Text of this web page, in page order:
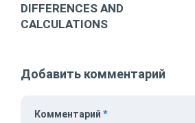
DIFFERENCES AND
CALCULATIONS
Добавить комментарий
Комментарий *